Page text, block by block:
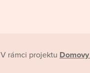
V rámci projektu